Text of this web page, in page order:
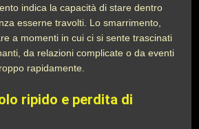
indica la capacità di stare dentro
esserne travolti. Lo smarrimento,
a momenti in cui ci si sente trascinati
da relazioni complicate o da eventi
rapidamente.
ripido e perdita di